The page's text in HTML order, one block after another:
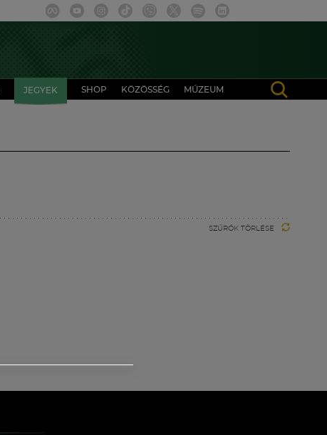
JEGYEK SHOP KÖZÖSSÉG MÚZEUM
SZŰRŐK TÖRLÉSE